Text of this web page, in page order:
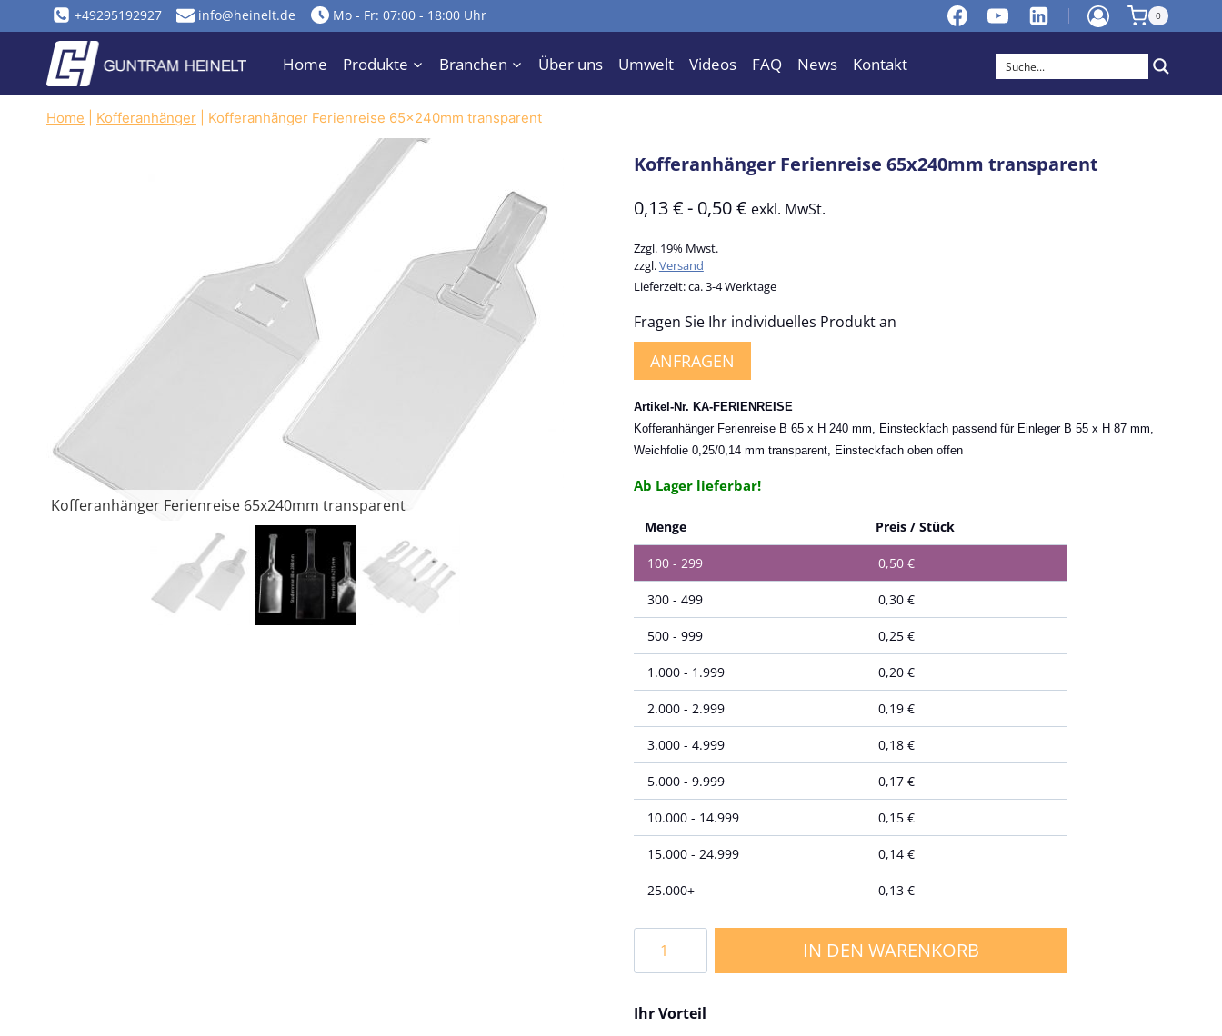
Inhalt
springen
+49295192927 info@heinelt.de Mo - Fr: 07:00 - 18:00 Uhr 0
Home Produkte Branchen Über uns Umwelt Videos FAQ News Kontakt
Home Kofferanhänger Kofferanhänger Ferienreise 65x240mm transparent
Kofferanhänger Ferienreise 65x240mm transparent
Kofferanhänger Ferienreise 65x240mm transparent
0,13€- 0,50€ exkl. MwSt.
Zzgl. 19% Mwst.
zzgl.Versand
Lieferzeit: ca. 3-4 Werktage
Fragen Sie Ihr individuelles Produkt an
ANFRAGEN
Artikel-Nr. KA-FERIENREISE
Kofferanhänger Ferienreise B 65 x H 240 mm, Einsteckfach passend für Einleger B 55 x H 87 mm,
Weichfolie 0,25/0,14 mm transparent, Einsteckfach oben offen
Ab Lager lieferbar!
Menge Preis / Stück
100 - 299 0,50 €
300 - 499 0,30 €
500 - 999 0,25 €
1.000 - 1.999 0,20 €
2.000 - 2.999 0,19 €
3.000 - 4.999 0,18 €
5.000 - 9.999 0,17 €
10.000 - 14.999 0,15 €
15.000 - 24.999 0,14 €
25.000+ 0,13 €
Ferienreise
transparent
Menge
IN DEN WARENKORB
Ihr Vorteil